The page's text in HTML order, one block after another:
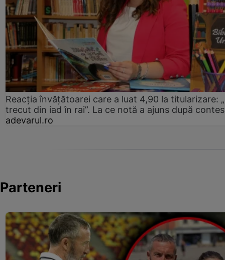
Reacția învățătoarei care a luat 4,90 la titularizare:
trecut din iad în rai”. La ce notă a ajuns după
adevarul.ro
Parteneri